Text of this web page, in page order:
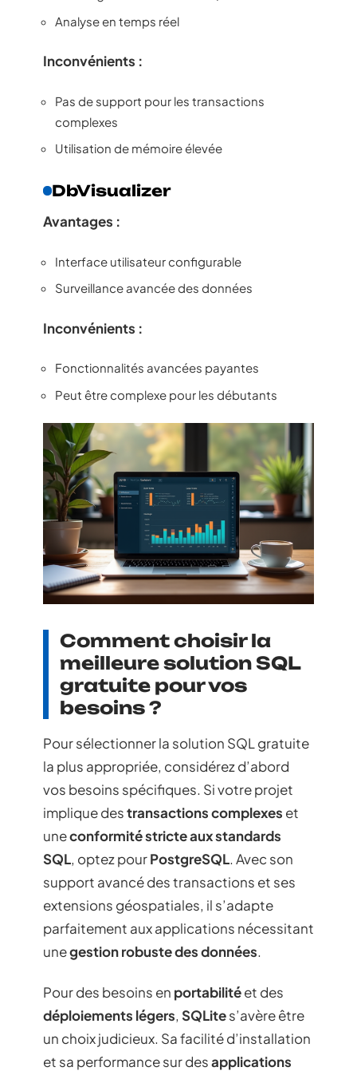
Analyse en temps réel
Inconvénients :
Pas de support pour les transactions
complexes
Utilisation de mémoire élevée
DbVisualizer
Avantages :
Interface utilisateur configurable
Surveillance avancée des données
Inconvénients :
Fonctionnalités avancées payantes
Peut être complexe pour les débutants
Comment choisir la
meilleure solution SQL
gratuite pour vos
besoins ?
Pour sélectionner la solution SQL gratuite
la plus appropriée, considérez d’abord
vos besoins spécifiques. Si votre projet
implique destransactions complexes et
uneconformité stricte aux standards
SQL, optez pourPostgreSQL. Avec son
support avancé des transactions et ses
extensions géospatiales, il s’adapte
parfaitement aux applications nécessitant
unegestion robuste des données.
Pour des besoins en portabilitéet des
déploiements légers, SQLites’avère être
un choix judicieux. Sa facilité d’installation
et sa performance sur desapplications